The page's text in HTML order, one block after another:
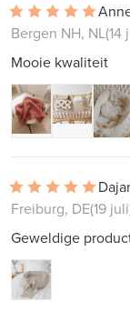
Bergen NH, NL(14
Mooie kwaliteit
Freiburg, DE(19
Geweldige